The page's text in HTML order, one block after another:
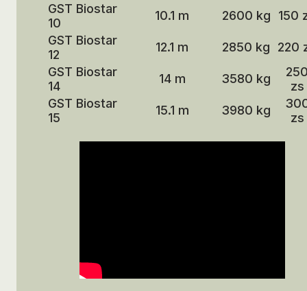
GST Biostar
10
10.1 m 2600 kg
150
GST Biostar
12
12.1 m 2850 kg
220
GST Biostar
14
14 m 3580 kg
zs
GST Biostar
15
15.1 m 3980 kg
zs